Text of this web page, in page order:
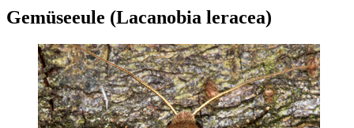
Gemüseeule (Lacanobia leracea)